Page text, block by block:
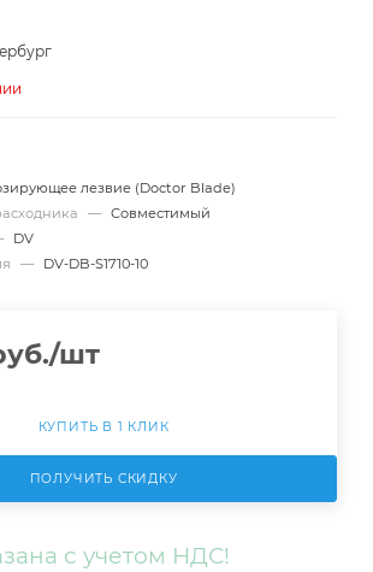
лезвие (Doctor Blade)
— Совместимый
DV
— DV-DB-S1710-10
/шт
КУПИТЬ В 1 КЛИК
ПОЛУЧИТЬ СКИДКУ
с учетом НДС!